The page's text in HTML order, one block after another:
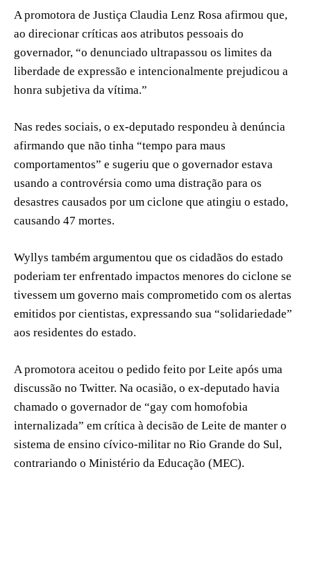
A promotora de Justiça Claudia Lenz Rosa afirmou que,
ao direcionar críticas aos atributos pessoais do
governador, “o denunciado ultrapassou os limites da
liberdade de expressão e intencionalmente prejudicou a
honra subjetiva da vítima.”
Nas redes sociais, o ex-deputado respondeu à denúncia
afirmando que não tinha “tempo para maus
comportamentos” e sugeriu que o governador estava
usando a controvérsia como uma distração para os
desastres causados por um ciclone que atingiu o estado,
causando 47 mortes.
Wyllys também argumentou que os cidadãos do estado
poderiam ter enfrentado impactos menores do ciclone se
tivessem um governo mais comprometido com os alertas
emitidos por cientistas, expressando sua “solidariedade”
aos residentes do estado.
A promotora aceitou o pedido feito por Leite após uma
discussão no Twitter. Na ocasião, o ex-deputado havia
chamado o governador de “gay com homofobia
internalizada” em crítica à decisão de Leite de manter o
sistema de ensino cívico-militar no Rio Grande do Sul,
contrariando o Ministério da Educação (MEC).